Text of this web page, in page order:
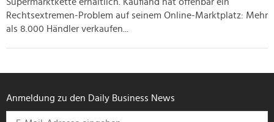
Partner führen diese Informationen möglicherweise mit
weiteren Daten zusammen, die Sie ihnen bereitgestellt
Rechtsextremen-Problem auf seinem Online-Marktplatz: Mehr
als 8.000 Händler verkaufen...
Anmeldung zu den Daily Business News